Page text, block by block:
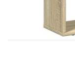
форма с място
Стабилен и
дървесина е
гладка